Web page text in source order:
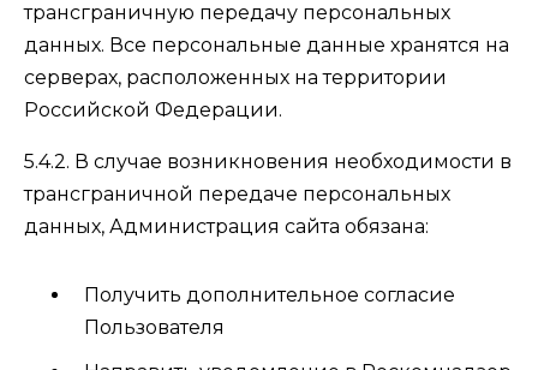
трансграничную передачу персональных
данных. Все персональные данные хранятся на
серверах, расположенных на территории
Российской Федерации.
5.4.2. В случае возникновения необходимости в
трансграничной передаче персональных
данных, Администрация сайта обязана:
Получить дополнительное согласие
Пользователя